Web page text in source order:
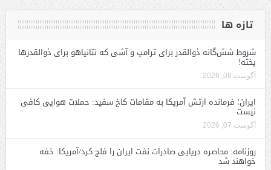
تازه ها
شروط شش‌گانه ذوالقدر برای ترامپ و آشی که نتانیاهو برای ذوالقدرها
پخته!
آگوست 08, 2026
ایران؛ فرمانده ارتش آمریکا به مقامات کاخ سفید: حملات هوایی کافی
نیست
آگوست 07, 2026
روزنامه: محاصره دریایی صادرات نفت ایران را فلج کرد/آمریکا: خفه
خواهند شد